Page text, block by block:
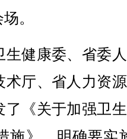
。
健康委、省委
术厅、省人力资
了《关于加强卫